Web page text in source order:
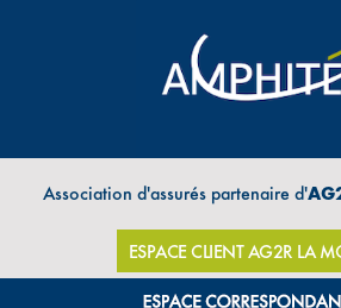
Association d'assurés partenaire d'
ESPACE CLIENT AG2R LA